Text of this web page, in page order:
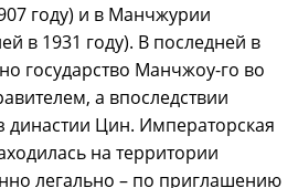
году) и в Манчжурии
в 1931 году). В последней в
государство Манчжоу-го во
а впоследствии
династии Цин. Императорская
на территории
легально – по приглашению